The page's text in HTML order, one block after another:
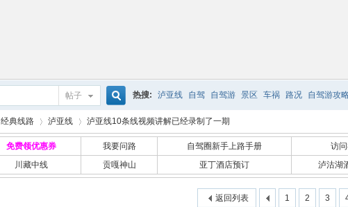
帖子
搜
索
热搜: 泸亚线 自驾 自驾游 景区 车祸 路况 自驾游攻
经典线路
›
泸亚线
›
泸亚线10条线视频讲解已经录制了一期
免费领优惠券 我要问路 自驾圈新手上路手册
访
川藏中线 贡嘎神山 亚丁酒店预订 泸沽湖
1 2 3
返回列表